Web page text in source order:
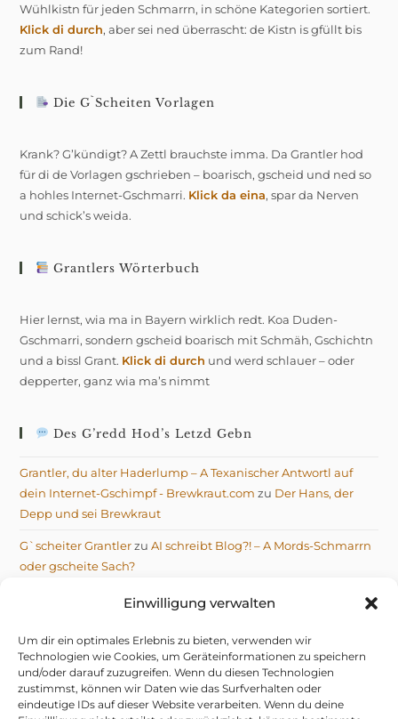
Einwilligung verwalten
Um dir ein optimales Erlebnis zu bieten, verwenden wir
Technologien wie Cookies, um Geräteinformationen zu speichern
und/oder darauf zuzugreifen. Wenn du diesen Technologien
zustimmst, können wir Daten wie das Surfverhalten oder
eindeutige IDs auf dieser Website verarbeiten. Wenn du deine
Wühlkistn für jeden Schmarrn, in schöne Kategorien sortiert.
Klick di durch, aber sei ned überrascht: de Kistn is gfüllt bis
zum Rand!
Die G`scheiten Vorlagen
Krank? G’kündigt? A Zettl brauchste imma. Da Grantler hod
für di de Vorlagen gschrieben – boarisch, gscheid und ned so
a hohles Internet-Gschmarri. Klick da eina, spar da Nerven
und schick’s weida.
Grantlers Wörterbuch
Hier lernst, wia ma in Bayern wirklich redt. Koa Duden-
Gschmarri, sondern gscheid boarisch mit Schmäh, Gschichtn
und a bissl Grant. Klick di durch und werd schlauer – oder
depperter, ganz wia ma’s nimmt
Des G’redd Hod’s Letzd Gebn
Grantler, du alter Haderlump – A Texanischer Antwortl auf
dein Internet-Gschimpf - Brewkraut.com zu Der Hans, der
Depp und sei Brewkraut
G`scheiter GrantlerzuAI schreibt Blog?! – A Mords-Schmarrn
oder gscheite Sach?
AI schreibt Blog?! – A Mords-Schmarrn oder